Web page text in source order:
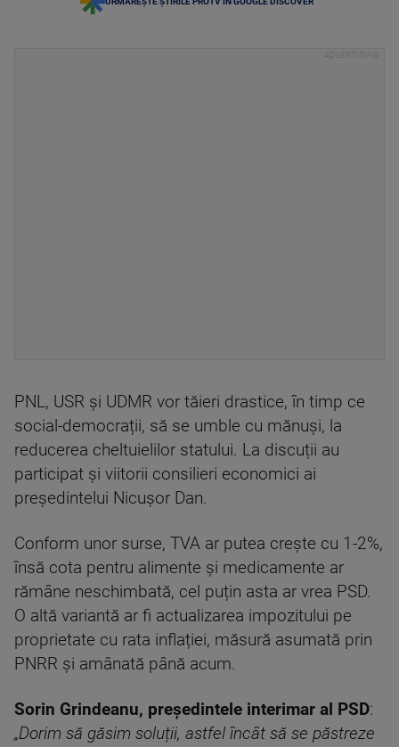
PNL, USR și UDMR vor tăieri drastice, în timp ce
social-democrații, să se umble cu mănuși, la
reducerea cheltuielilor statului. La discuții au
participat și viitorii consilieri economici ai
președintelui Nicușor Dan.
Conform unor surse, TVA ar putea crește cu 1-2%,
însă cota pentru alimente și medicamente ar
rămâne neschimbată, cel puțin asta ar vrea PSD.
O altă variantă ar fi actualizarea impozitului pe
proprietate cu rata inflației, măsură asumată prin
PNRR și amânată până acum.
Sorin Grindeanu, președintele interimar al PSD:
„Dorim să găsim soluții, astfel încât să se păstreze